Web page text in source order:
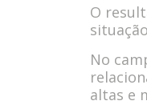
O
No
altas e